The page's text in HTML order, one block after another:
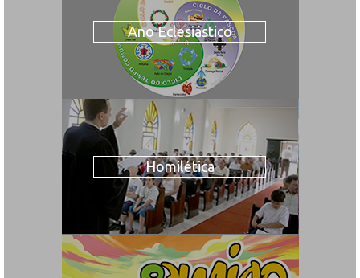
Ano Eclesiástico
Homilética